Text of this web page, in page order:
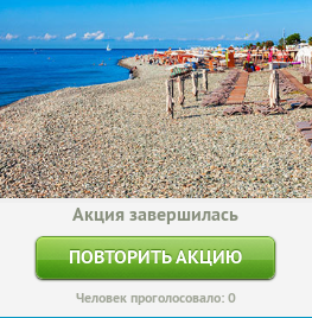
Акция завершилась
ПОВТОРИТЬ АКЦИЮ
Человек проголосовало: 0